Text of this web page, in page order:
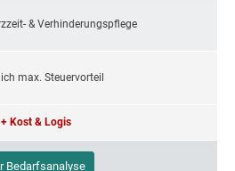
& Verhinderungspflege
max. Steuervorteil
+ Kost & Logis
Bedarfsanalyse